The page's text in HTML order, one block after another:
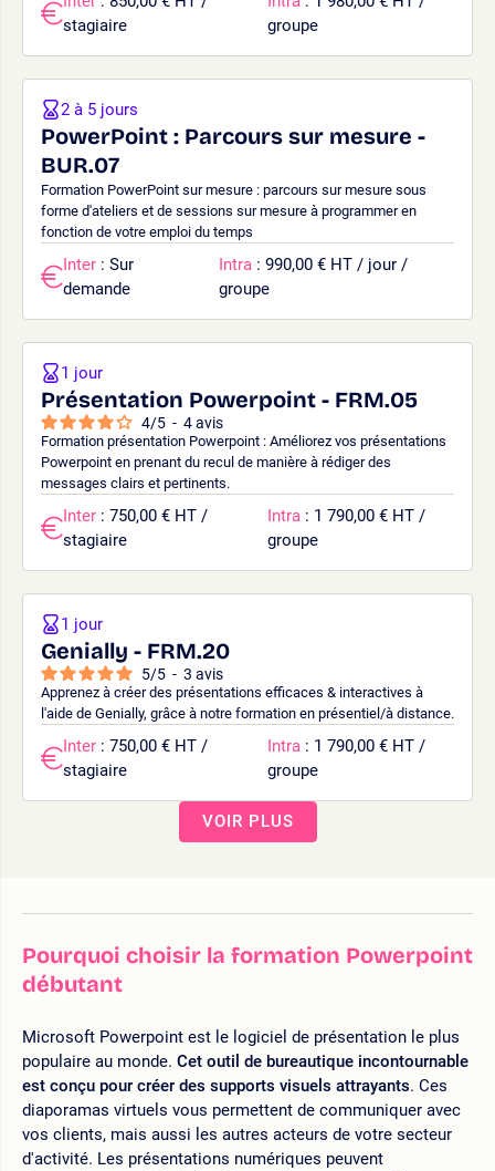
stagiaire
groupe
PowerPoint : Parcours sur mesure -
BUR.07
Formation PowerPoint sur mesure : parcours sur mesure sous
forme d'ateliers et de sessions sur mesure à programmer en
fonction de votre emploi du temps
2 à 5 jours
Inter : Sur
demande
Intra: 990,00 € HT / jour /
groupe
Présentation Powerpoint - FRM.05
4/5 - 4avis
Formation présentation Powerpoint : Améliorez vos présentations
Powerpoint en prenant du recul de manière à rédiger des
messages clairs et pertinents.
1 jour
Inter : 750,00 € HT /
stagiaire
Intra : 1 790,00 € HT /
groupe
Genially - FRM.20
5/5 - 3 avis
Apprenez à créer des présentations efficaces & interactives à
l'aide de Genially, grâce à notre formation en présentiel/à distance.
1 jour
Inter : 750,00 € HT /
stagiaire
Intra : 1 790,00 € HT /
groupe
VOIR PLUS
Pourquoi choisir la formation Powerpoint
débutant
Microsoft Powerpoint est le logiciel de présentation le plus
populaire au monde. Cet outil de bureautique incontournable
est conçu pour créer des supports visuels attrayants. Ces
diaporamas virtuels vous permettent de communiquer avec
vos clients, mais aussi les autres acteurs de votre secteur
d'activité. Les présentations numériques peuvent